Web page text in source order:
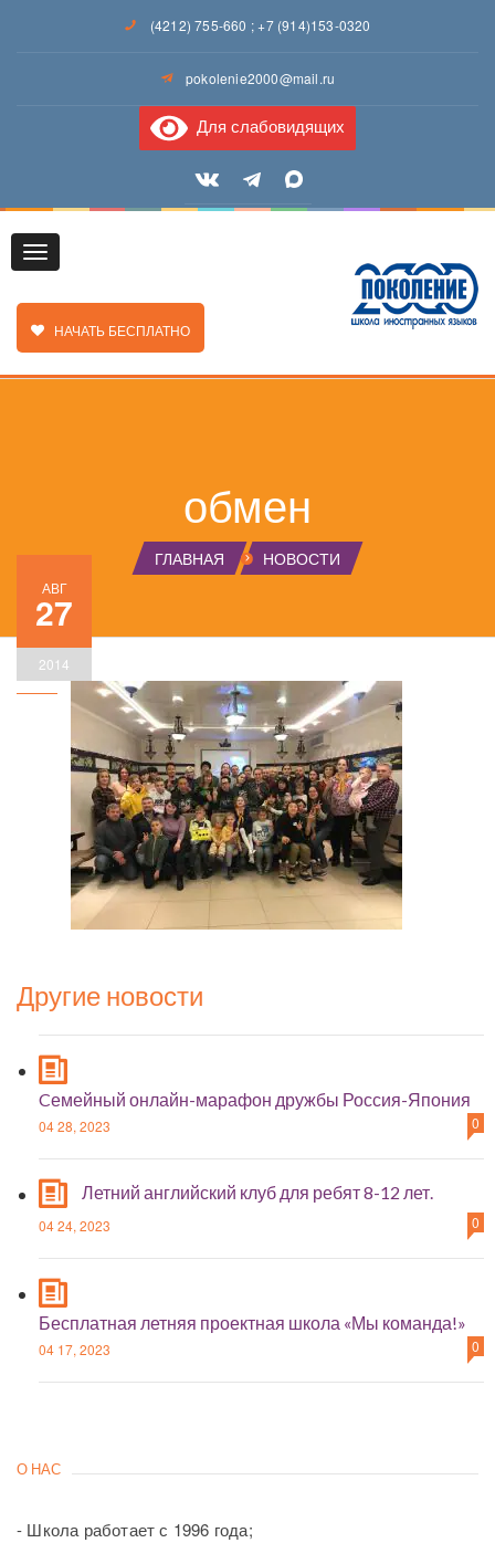
(4212) 755-660 ;+7 (914)153-0320
pokolenie2000@mail.ru
Для слабовидящих
Toggle
ЗАКАЗАТЬ ЗВОНОК
НАЧАТЬ БЕСПЛАТНО
обмен
ГЛАВНАЯ НОВОСТИ
АВГ
27
2014
Другие новости
Cемейный онлайн-марафон дружбы Россия-Япония
04 28, 2023 0
Летний английский клуб для ребят 8-12 лет.
04 24, 2023 0
Бесплатная летняя проектная школа «Мы команда!»
04 17, 2023 0
О НАС
- Школа работает с 1996 года;